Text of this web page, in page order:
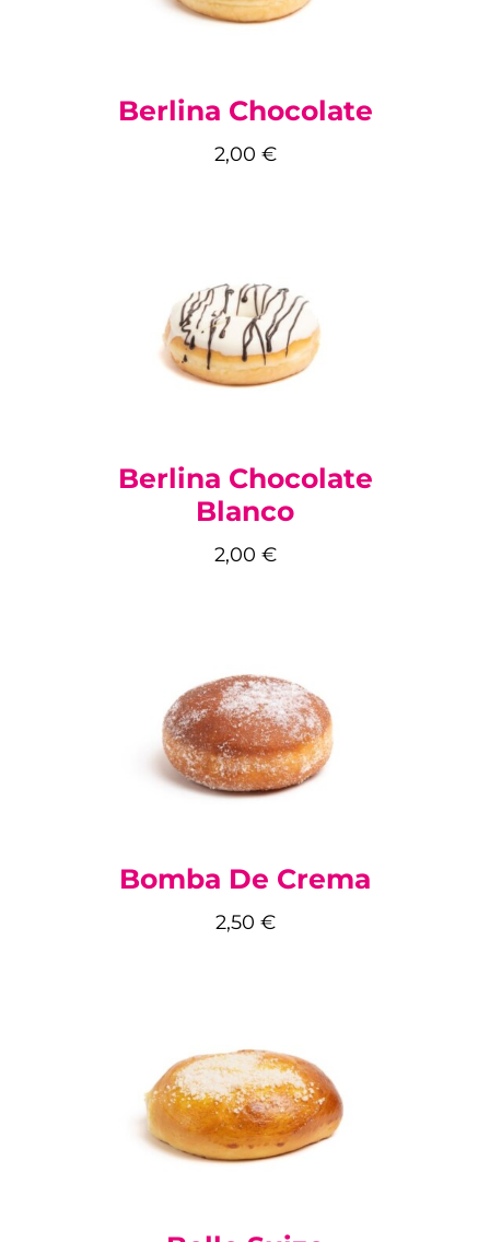
Berlina Chocolate
2,00 €
Berlina Chocolate
Blanco
2,00 €
Bomba De Crema
2,50 €